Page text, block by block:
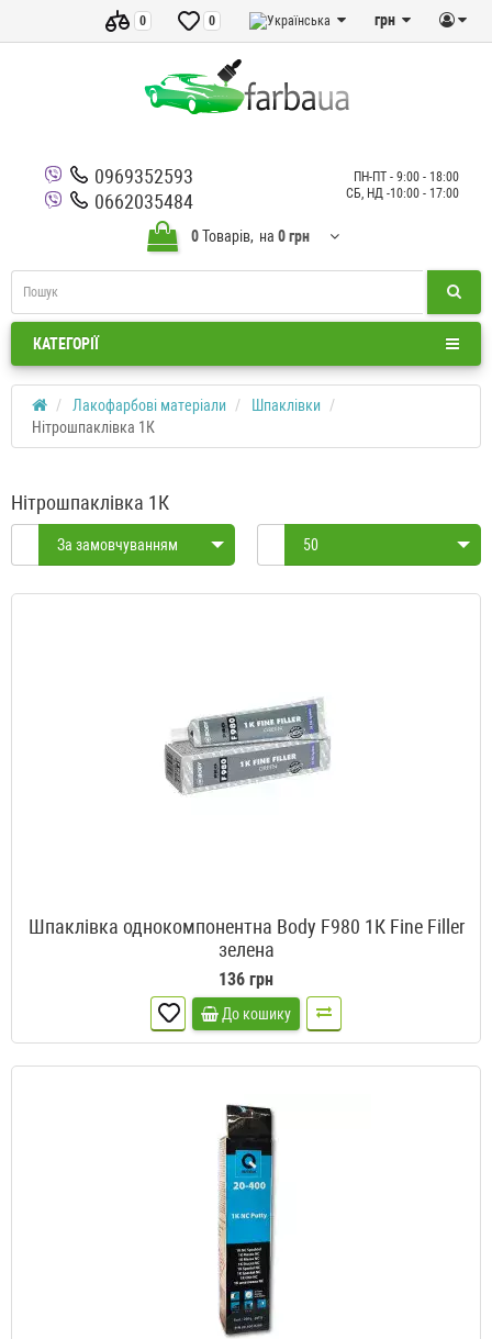
грн
0
0
0969352593
0662035484
ПН-ПТ - 9:00 - 18:00
СБ, НД -10:00 - 17:00
0Товарів, на 0 грн
КАТЕГОРІЇ
Лакофарбові матеріали
Шпаклівки
Нітрошпаклівка 1К
Нітрошпаклівка 1К
За замовчуванням 50
Шпаклівка однокомпонентна Body F980 1К Fine Filler
зелена
136 грн
До кошику